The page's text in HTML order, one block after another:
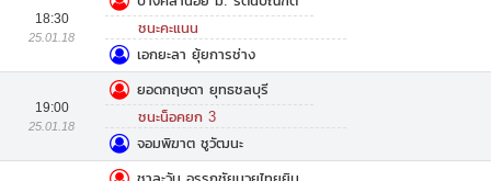
18:30
25.01.18
ชนะคะแนน
เอกยะลา ยุ้ยการช่าง
19:00
25.01.18
ยอดกฤษดา ยุทธชลบุรี
ชนะน็อคยก 3
จอมพิฆาต ชูวัฒนะ